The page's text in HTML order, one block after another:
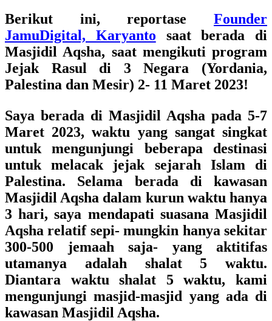
Berikut ini, reportase Founder
JamuDigital, Karyanto saat berada di
Masjidil Aqsha, saat mengikuti program
Jejak Rasul di 3 Negara (Yordania,
Palestina dan Mesir) 2- 11 Maret 2023!
Saya berada di Masjidil Aqsha pada 5-7
Maret 2023, waktu yang sangat singkat
untuk mengunjungi beberapa destinasi
untuk melacak jejak sejarah Islam di
Palestina. Selama berada di kawasan
Masjidil Aqsha dalam kurun waktu hanya
3 hari, saya mendapati suasana Masjidil
Aqsha relatif sepi- mungkin hanya sekitar
300-500 jemaah saja- yang aktitifas
utamanya adalah shalat 5 waktu.
Diantara waktu shalat 5 waktu, kami
mengunjungi masjid-masjid yang ada di
kawasan Masjidil Aqsha.